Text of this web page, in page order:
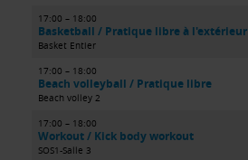
17:00 – 18:00
Basketball / Pratique libre à l'extérieur
Basket Entier
17:00 – 18:00
Beach volleyball / Pratique libre
Beach volley 2
17:00 – 18:00
Workout / Kick body workout
SOS1-Salle 3